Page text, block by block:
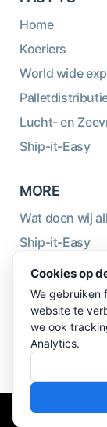
Home
Koeriers
World wide
Lucht- en
Ship-it-Easy
MORE
Wat doen wij
Ship-it-Easy
Duurzaamheid
Over ons
Blog
Logistiekwiki
© 2026 TBB
Cookies op
We gebruiken
website te
we ook
Analytics.